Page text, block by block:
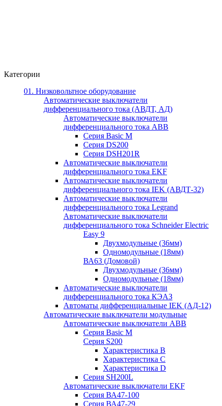
Категории
01. Низковольтное оборудование
Автоматические выключатели
дифференциального тока (АВДТ, АД)
Автоматические выключатели
дифференциального тока ABB
Серия Basic M
Серия DS200
Серия DSH201R
Автоматические выключатели
дифференциального тока EKF
Автоматические выключатели
дифференциального тока IEK (АВДТ-32)
Автоматические выключатели
дифференциального тока Legrand
Автоматические выключатели
дифференциального тока Schneider Electric
Easy 9
Двухмодульные (36мм)
Одномодульные (18мм)
ВА63 (Домовой)
Двухмодульные (36мм)
Одномодульные (18мм)
Автоматические выключатели
дифференциального тока КЭАЗ
Автоматы дифференциальные IEK (АД-12)
Автоматические выключатели модульные
Автоматические выключатели ABB
Серия Basic M
Серия S200
Характеристика B
Характеристика C
Характеристика D
Серия SH200L
Автоматические выключатели EKF
Серия ВА47-100
Серия ВА47-29